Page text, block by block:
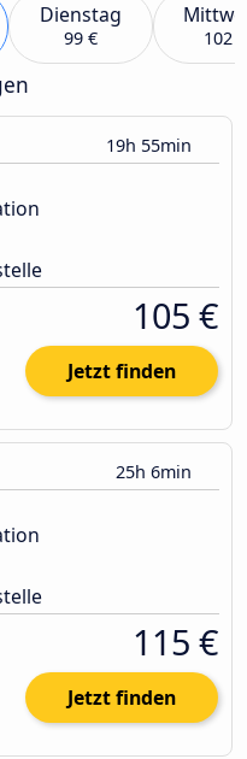
Dienstag
99 € 102 €
19h 55min
105 €
Jetzt finden
25h 6min
115 €
Jetzt finden